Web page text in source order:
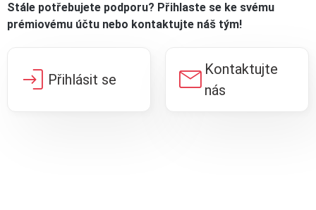
Stále potřebujete podporu? Přihlaste se ke svému
prémiovému účtu nebo kontaktujte náš tým!
login Přihlásit se mail Kontaktujte
nás